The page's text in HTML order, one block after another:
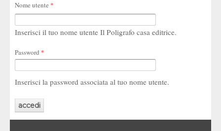
Nome utente *
Inserisci il tuo nome utente Il Poligrafo casa editrice.
Password *
Inserisci la password associata al tuo nome utente.